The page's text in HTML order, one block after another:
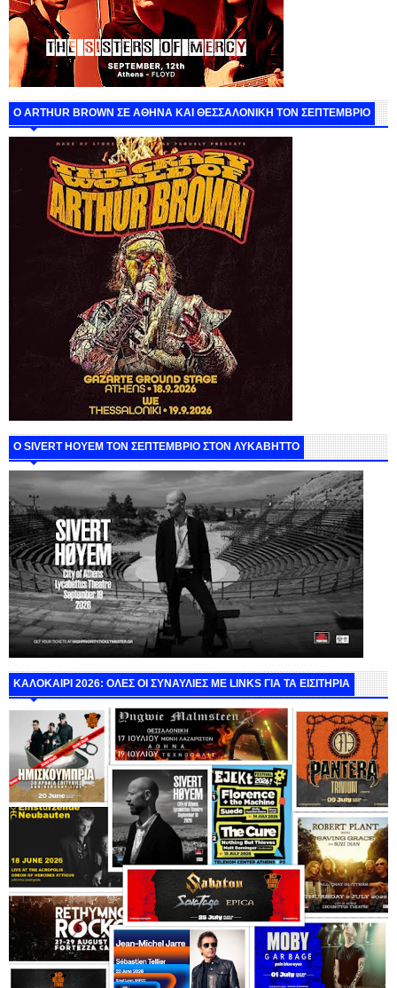
O ARTHUR BROWN ΣΕ ΑΘΗΝΑ ΚΑΙ ΘΕΣΣΑΛΟΝΙΚΗ ΤΟΝ ΣΕΠΤΕΜΒΡΙΟ
Ο SIVERT HOYEM ΤΟΝ ΣΕΠΤΕΜΒΡΙΟ ΣΤΟΝ ΛΥΚΑΒΗΤΤΟ
ΚΑΛΟΚΑΙΡΙ 2026: ΟΛΕΣ ΟΙ ΣΥΝΑΥΛΙΕΣ ΜΕ LINKS ΓΙΑ ΤΑ ΕΙΣΙΤΗΡΙΑ